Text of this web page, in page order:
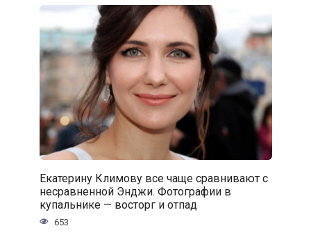
Екатерину Климову все чаще сравнивают с
несравненной Энджи. Фотографии в
купальнике — восторг и отпад
653